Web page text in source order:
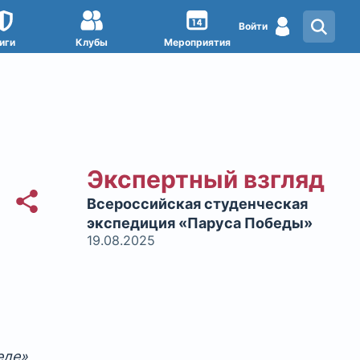
Войти
Клубы Мероприятия
Экспертный взгляд
Всероссийская студенческая
экспедиция «Паруса Победы»
19.08.2025